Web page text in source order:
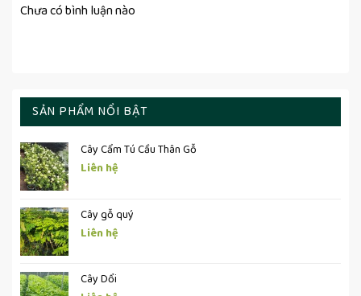
Chưa có bình luận nào
SẢN PHẨM NỔI BẬT
Cây Cẩm Tú Cầu Thân Gỗ
Liên hệ
Cây gỗ quý
Liên hệ
Cây Dổi